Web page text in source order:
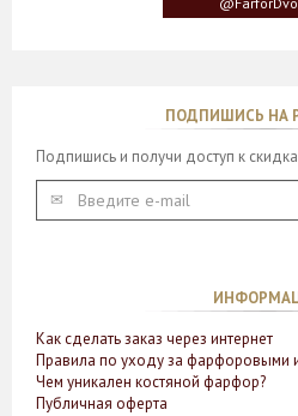
ПОДПИШИСЬ НА
Подпишись и получи доступ к
Как сделать заказ через интернет
Правила по уходу за фарфоровыми
Чем уникален костяной фарфор?
Публичная оферта